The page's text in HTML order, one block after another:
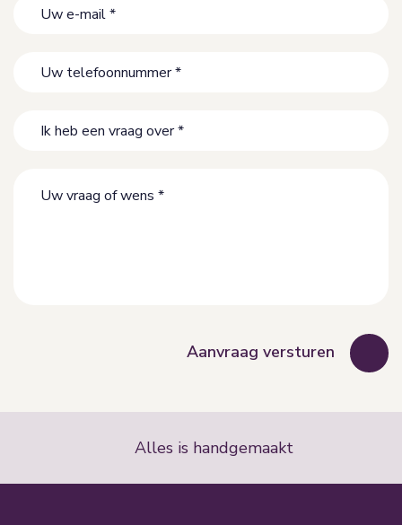
vraag
Alles is handgemaakt